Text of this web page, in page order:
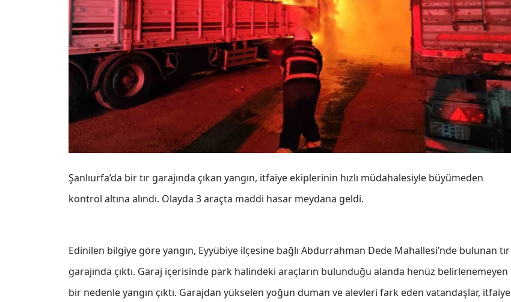
Şanlıurfa’da bir tır garajında çıkan yangın, itfaiye ekiplerinin hızlı müdahalesiyle büyümeden
kontrol altına alındı. Olayda 3 araçta maddi hasar meydana geldi.
Edinilen bilgiye göre yangın, Eyyübiye ilçesine bağlı Abdurrahman Dede Mahallesi’nde bulunan tır
garajında çıktı. Garaj içerisinde park halindeki araçların bulunduğu alanda henüz belirlenemeyen
bir nedenle yangın çıktı. Garajdan yükselen yoğun duman ve alevleri fark eden vatandaşlar, itfaiye